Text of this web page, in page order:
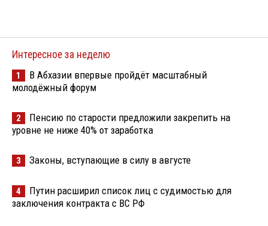
Интересное за неделю
1
В Абхазии впервые пройдёт масштабный
молодёжный форум
2
Пенсию по старости предложили закрепить на
уровне не ниже 40% от заработка
3 Законы, вступающие в силу в августе
4
Путин расширил список лиц с судимостью для
заключения контракта с ВС РФ